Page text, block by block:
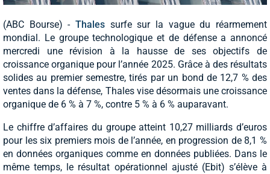
(ABC Bourse) - Thales surfe sur la vague du réarmement
mondial. Le groupe technologique et de défense a annoncé
mercredi une révision à la hausse de ses objectifs de
croissance organique pour l’année 2025. Grâce à des résultats
solides au premier semestre, tirés par un bond de 12,7 % des
ventes dans la défense, Thales vise désormais une croissance
organique de 6 % à 7 %, contre 5 % à 6 % auparavant.
Le chiffre d’affaires du groupe atteint 10,27 milliards d’euros
pour les six premiers mois de l’année, en progression de 8,1 %
en données organiques comme en données publiées. Dans le
même temps, le résultat opérationnel ajusté (Ebit) s’élève à